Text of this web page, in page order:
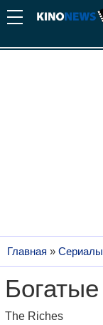
Главная » Сериалы
Богатые
The Riches